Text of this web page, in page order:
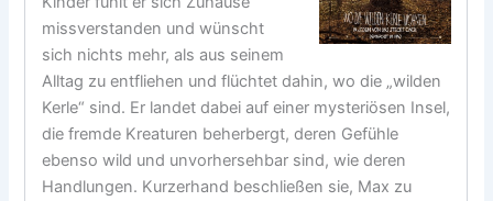
missverstanden und wünscht
sich nichts mehr, als aus seinem
Alltag zu entfliehen und flüchtet dahin, wo die „wilden
Kerle“ sind. Er landet dabei auf einer mysteriösen Insel,
die fremde Kreaturen beherbergt, deren Gefühle
ebenso wild und unvorhersehbar sind, wie deren
Handlungen. Kurzerhand beschließen sie, Max zu